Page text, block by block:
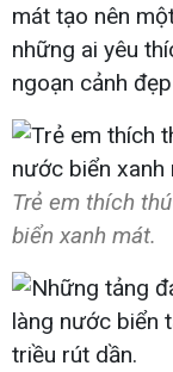
mát tạo nên
những ai yêu
ngoạn cảnh
Trẻ em thích
biển xanh mát.